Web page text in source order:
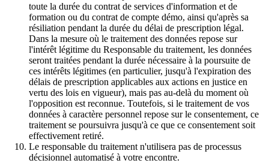
toute la durée du contrat de services d'information et de
formation ou du contrat de compte démo, ainsi qu'après sa
résiliation pendant la durée du délai de prescription légal.
Dans la mesure où le traitement des données repose sur
l'intérêt légitime du Responsable du traitement, les données
seront traitées pendant la durée nécessaire à la poursuite de
ces intérêts légitimes (en particulier, jusqu'à l'expiration des
délais de prescription applicables aux actions en justice en
vertu des lois en vigueur), mais pas au-delà du moment où
l'opposition est reconnue. Toutefois, si le traitement de vos
données à caractère personnel repose sur le consentement, ce
traitement se poursuivra jusqu'à ce que ce consentement soit
effectivement retiré.
Le responsable du traitement n'utilisera pas de processus
décisionnel automatisé à votre encontre.